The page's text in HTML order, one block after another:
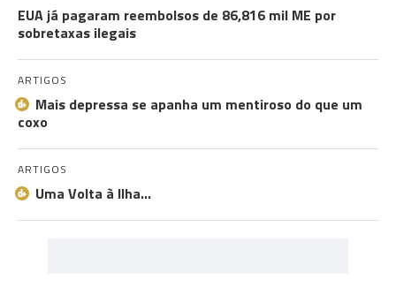
EUA já pagaram reembolsos de 86,816 mil ME por
sobretaxas ilegais
ARTIGOS
Mais depressa se apanha um mentiroso do que um
coxo
ARTIGOS
Uma Volta à Ilha…